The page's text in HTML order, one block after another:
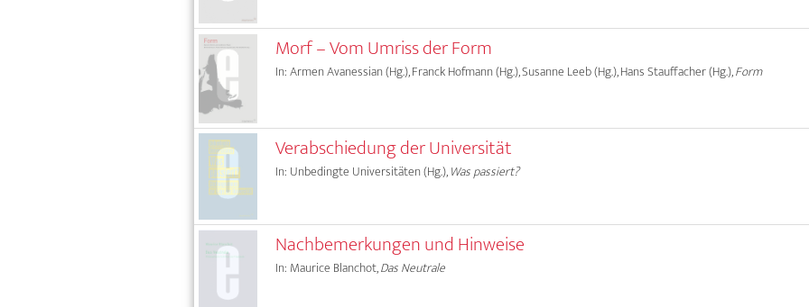
Morf – Vom Umriss der Form
In: Armen Avanessian (Hg.), Franck Hofmann (Hg.), Susanne Leeb (Hg.), Hans Stauffacher (Hg.),Form
Verabschiedung der Universität
In: Unbedingte Universitäten (Hg.),Was passiert?
Nachbemerkungen und Hinweise
In: Maurice Blanchot,Das Neutrale